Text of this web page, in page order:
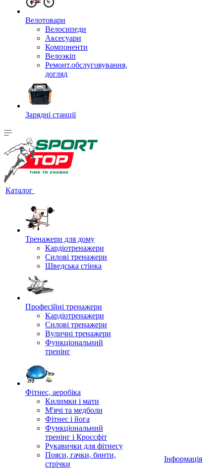
Велотовари
Велосипеди
Аксесуари
Компоненти
Велоэкіп
Ремонт.обслуговування,
догляд
Зарядні станції
Каталог
Тренажери для дому
Кардіотренажери
Силові тренажери
Шведська стінка
Професійні тренажери
Кардіотренажери
Силові тренажери
Вуличні тренажери
Функціональний
тренінг
Фітнес, аеробіка
Килимки і мати
М'ячі та медболи
Фітнес і йога
Функціональний
тренінг і Кроссфіт
Рукавички для фітнесу
Пояси, гачки, бинти,
стрічки
Інформація